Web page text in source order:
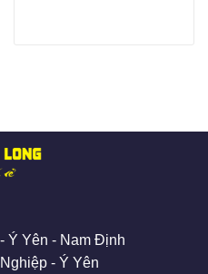
Ý Yên - Nam Định
- Ý Yên